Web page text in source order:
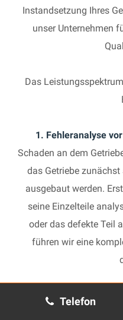
Telefon
Instandsetzung Ihres
unser Unternehmen
Das
1. Fehleranalyse
Schaden an dem
das Getriebe
ausgebaut werden.
seine Einzelteile
oder das defekte Teil
führen wir eine
2. Manuelles Getriebe:
Schaltgetriebes ist